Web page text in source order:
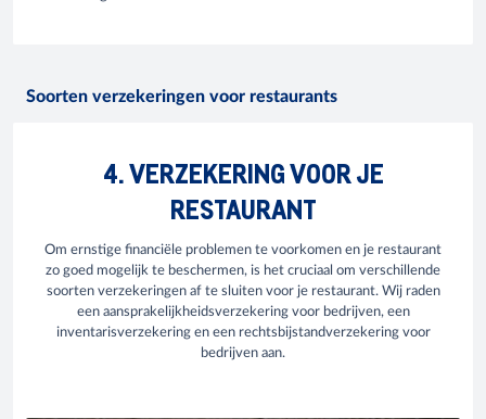
Soorten verzekeringen voor restaurants
4. VERZEKERING VOOR JE
RESTAURANT
Om ernstige financiële problemen te voorkomen en je restaurant
zo goed mogelijk te beschermen, is het cruciaal om verschillende
soorten verzekeringen af te sluiten voor je restaurant. Wij raden
een aansprakelijkheidsverzekering voor bedrijven, een
inventarisverzekering en een rechtsbijstandverzekering voor
bedrijven aan.